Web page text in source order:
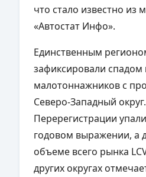
что стало известно из
«Автостат Инфо».
Единственным
зафиксировали спадом
малотоннажников с
Северо-Западный округ.
Перерегистрации
годовом выражении, а
объеме всего рынка
других округах